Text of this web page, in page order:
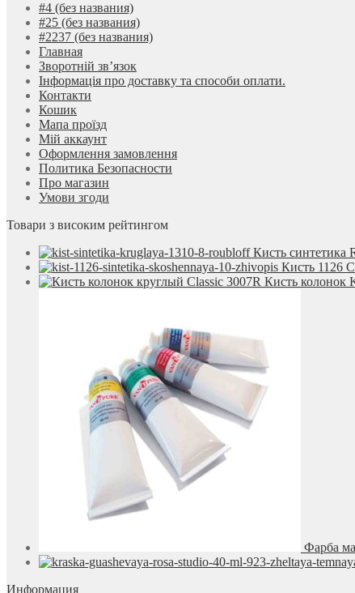
#4 (без названия)
#25 (без названия)
#2237 (без названия)
Главная
Зворотній зв’язок
Інформація про доставку та способи оплати.
Контакти
Кошик
Мапа проїзд
Мій аккаунт
Оформлення замовлення
Политика Безопасности
Про магазин
Умови згоди
Товари з високим рейтингом
Кисть синтетика
Кисть 1126
Кисть колонок
Фарба
Информация